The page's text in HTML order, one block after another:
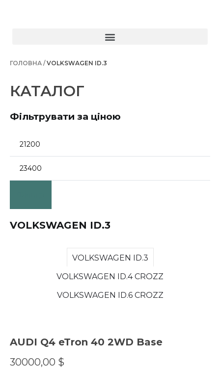
ГОЛОВНА /VOLKSWAGEN ID.3
КАТАЛОГ
Фільтрувати за ціною
VOLKSWAGEN ID.3
VOLKSWAGEN ID.3
VOLKSWAGEN ID.4 CROZZ
VOLKSWAGEN ID.6 CROZZ
AUDI Q4 eTron 40 2WD Base
30000,00 $